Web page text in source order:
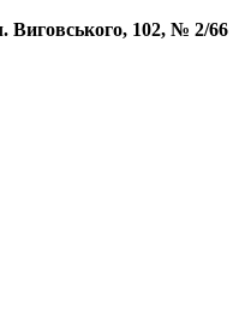
Виговського, 102, № 2/66